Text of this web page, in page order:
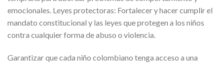
emocionales. Leyes protectoras: Fortalecer y hacer cumplir el
mandato constitucional y las leyes que protegen a los niños
contra cualquier forma de abuso o violencia.
Garantizar que cada niño colombiano tenga acceso a una